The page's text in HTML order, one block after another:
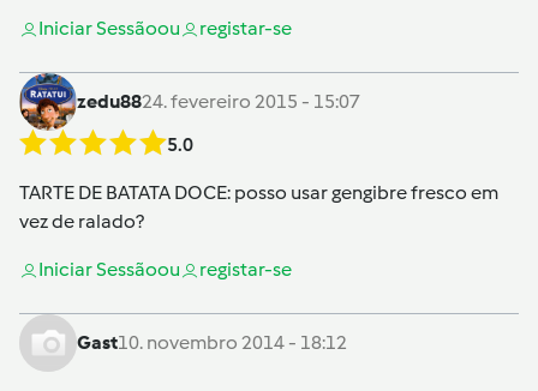
Iniciar Sessãoou registar-se
zedu8824. fevereiro 2015 - 15:07
5.0
TARTE DE BATATA DOCE: posso usar gengibre fresco em
vez de ralado?
Iniciar Sessãoou registar-se
Gast10. novembro 2014 - 18:12